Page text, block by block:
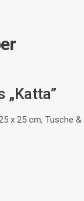
„Katta”
x 25 cm, Tusche